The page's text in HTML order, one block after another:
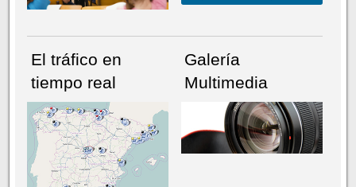
NÚMERO ACTUALHEMEROTECA
El tráfico en
tiempo real
Galería
Multimedia